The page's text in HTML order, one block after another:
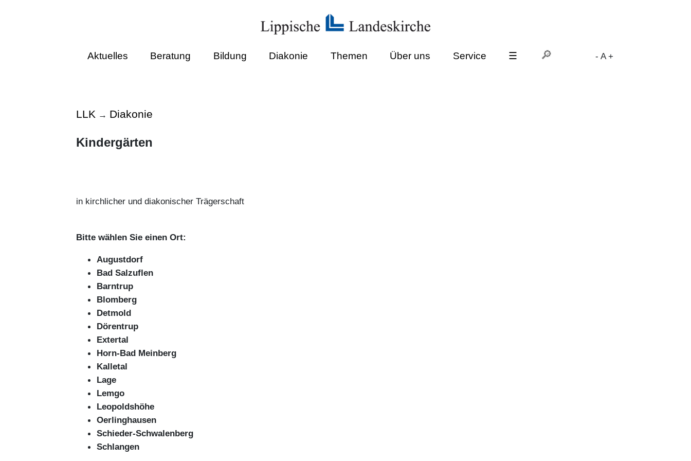
Aktuelles Beratung Bildung Diakonie Themen Über uns Service ☰ -A+
LLK→ Diakonie
Kindergärten
in kirchlicher und diakonischer Trägerschaft
Bitte wählen Sie einen Ort:
Augustdorf
Bad Salzuflen
Barntrup
Blomberg
Detmold
Dörentrup
Extertal
Horn-Bad Meinberg
Kalletal
Lage
Lemgo
Leopoldshöhe
Oerlinghausen
Schieder-Schwalenberg
Schlangen